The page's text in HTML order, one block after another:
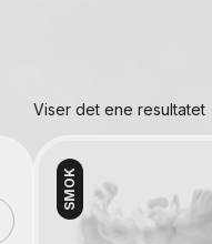
Viser det ene resultatet
SMOK
Kontakt oss